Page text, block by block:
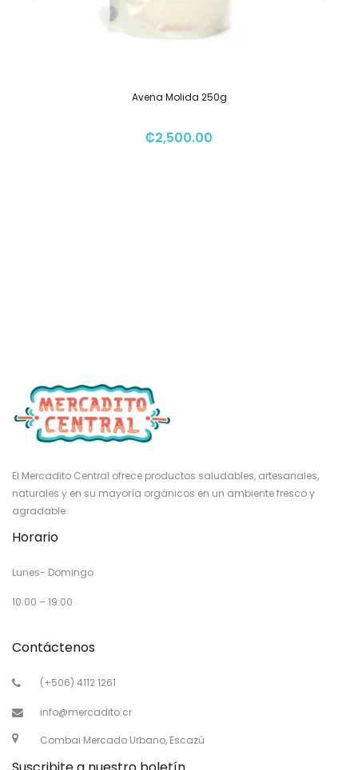
Avena Molida 250g
₡2,500.00
El Mercadito Central ofrece productos saludables, artesanales,
naturales y en su mayoría orgánicos en un ambiente fresco y
agradable.
Horario
Lunes- Domingo
10:00 – 19:00
Contáctenos
(+506) 4112 1261
info@mercadito.cr
Combai Mercado Urbano, Escazú